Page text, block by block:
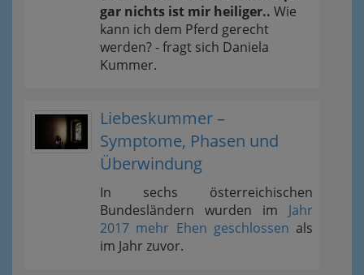
gar nichts ist mir heiliger.. Wie
kann ich dem Pferd gerecht
werden? - fragt sich Daniela
Kummer.
Liebeskummer –
Symptome, Phasen und
Überwindung
In sechs österreichischen
Bundesländern wurden im Jahr
2017 mehr Ehen geschlossen als
im Jahr zuvor.